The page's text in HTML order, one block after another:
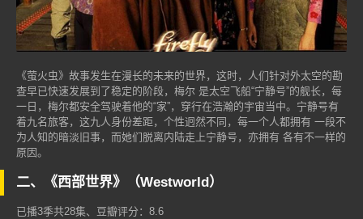
《萤火虫》故事发生在漫长的未来的世界，这时，人们针对外太空的勘
查早已快速发展到了稳定的阶段，梅尔 是太空飞船“宁静号”的舰长，每
一日，梅尔都安全驾驶着他的“家”，穿行在浩瀚的宇宙当中。宁静号有
着九名旅客，这九人身份差距，个性迥然不同，每一个人都拥有 一段不
为人知的暗淡旧事，而她们脱离内陆走上宁静号，亦拥有 各有不一样的
原因。
二、《西部世界》（Westworld）
已播3季共28集、豆瓣评分：8.6